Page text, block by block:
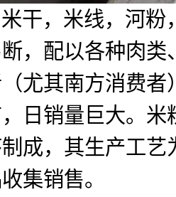
干，米线，河
，配以各种肉
尤其南方消费
日销量巨大。
制成，其生产工
集销售。